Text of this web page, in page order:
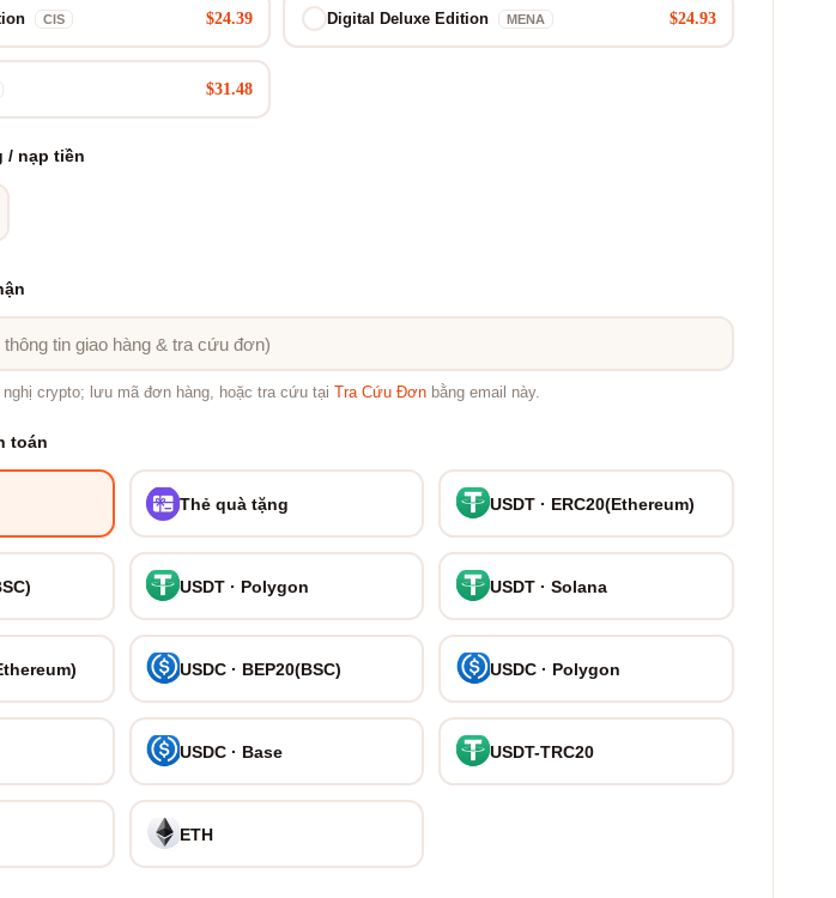
CIS $24.39 Digital Deluxe Edition MENA $24.93
$31.48
/ nạp tiền
nghị crypto; lưu mã đơn hàng, hoặc tra cứu tại Tra Cứu Đơn bằng email này.
toán
Thẻ quà tặng USDT · ERC20(Ethereum)
USDT · Polygon USDT · Solana
USDC · BEP20(BSC) USDC · Polygon
USDC · Base USDT-TRC20
ETH